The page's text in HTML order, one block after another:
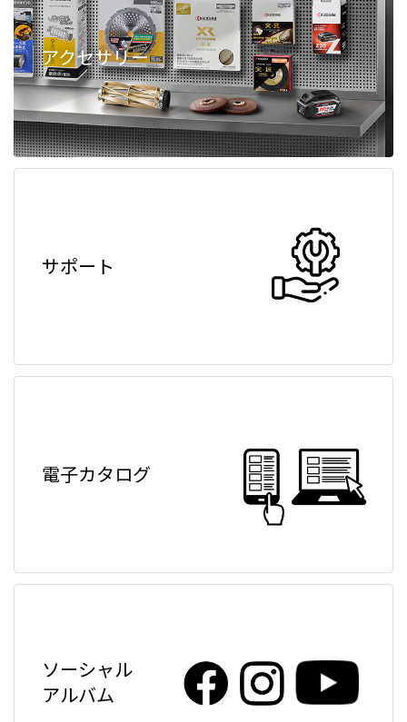
アクセサリー
サポート
電子カタログ
ソーシャル
アルバム